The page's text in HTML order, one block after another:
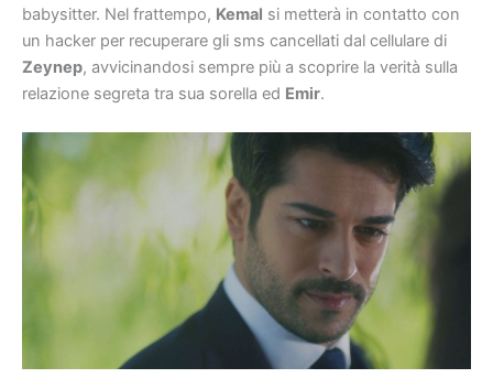
babysitter. Nel frattempo, Kemal si metterà in contatto con
un hacker per recuperare gli sms cancellati dal cellulare di
Zeynep, avvicinandosi sempre più a scoprire la verità sulla
relazione segreta tra sua sorella ed Emir.